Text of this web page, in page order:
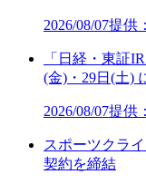
2026/08/07提供
「日経・東証
(金)・29日(土)
2026/08/07提供
スポーツクラ
契約を締結